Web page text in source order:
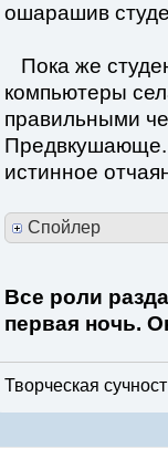
ошарашив
Пока же
компьютеры
правильными
Предвкушающе.
истинное
Спойлер
Все роли
первая ночь.
Творческая